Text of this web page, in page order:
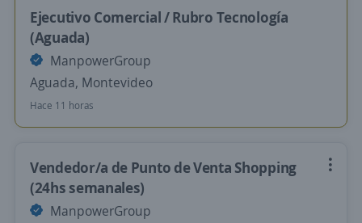
Ejecutivo Comercial / Rubro Tecnología
(Aguada)
ManpowerGroup
Aguada, Montevideo
Hace 11 horas
Vendedor/a de Punto de Venta Shopping
(24hs semanales)
ManpowerGroup